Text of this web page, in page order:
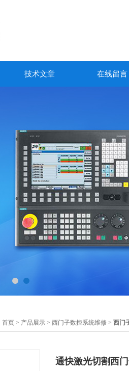
技术文章 在线留言
首页 > 产品展示 > 西门子数控系统维修 > 西门
通快激光切割西